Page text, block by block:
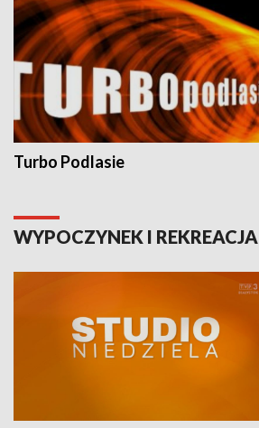
Turbo Podlasie
WYPOCZYNEK I REKREACJA